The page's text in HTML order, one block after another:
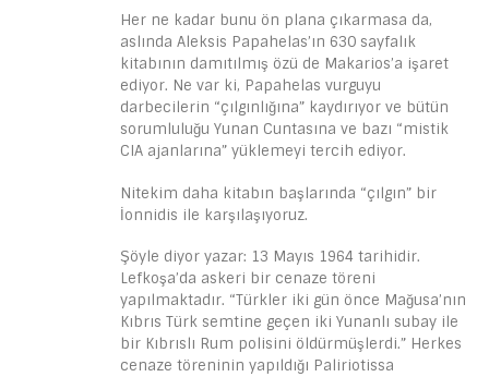
Her ne kadar bunu ön plana çıkarmasa da,
aslında Aleksis Papahelas’ın 630 sayfalık
kitabının damıtılmış özü de Makarios’a işaret
ediyor. Ne var ki, Papahelas vurguyu
darbecilerin “çılgınlığına” kaydırıyor ve bütün
sorumluluğu Yunan Cuntasına ve bazı “mistik
CIA ajanlarına” yüklemeyi tercih ediyor.
Nitekim daha kitabın başlarında “çılgın” bir
İonnidis ile karşılaşıyoruz.
Şöyle diyor yazar: 13 Mayıs 1964 tarihidir.
Lefkoşa’da askeri bir cenaze töreni
yapılmaktadır. “Türkler iki gün önce Mağusa’nın
Kıbrıs Türk semtine geçen iki Yunanlı subay ile
bir Kıbrıslı Rum polisini öldürmüşlerdi.” Herkes
cenaze töreninin yapıldığı Paliriotissa